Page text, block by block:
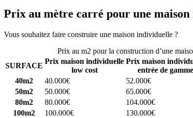
Prix au mètre carré pour une
Vous souhaitez faire construire une maison individuelle ?
Prix au m2 pour la construction d’une
SURFACE
Prix maison individuelle
low cost
Prix maison
entrée de gamme
40m2
40.000€ 52.000€
50m2
50.000€ 65.000€
80m2
80.000€ 104.000€
100m2
100.000€ 130.000€